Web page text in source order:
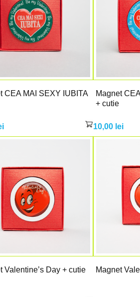
CEA MAI SEXY IUBITA
Magnet
+ cutie
10,00 lei
Valentine’s Day + cutie Magnet